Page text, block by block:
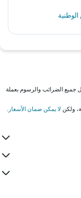
جميع الضرائب والرسوم بعملة
لا يمكن ضمان الأسعار .